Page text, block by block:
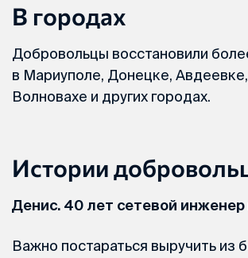
В городах
Добровольцы восстановили
в Мариуполе, Донецке,
Волновахе и других городах.
Истории
Денис. 40 лет сетевой инженер
Важно постараться выручить из